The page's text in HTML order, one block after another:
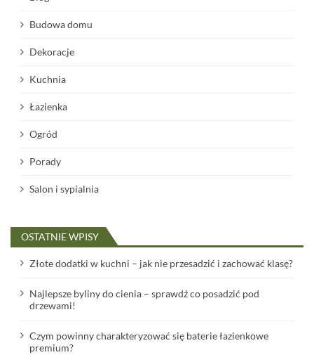
Budowa domu
Dekoracje
Kuchnia
Łazienka
Ogród
Porady
Salon i sypialnia
OSTATNIE WPISY
Złote dodatki w kuchni – jak nie przesadzić i zachować klasę?
Najlepsze byliny do cienia – sprawdź co posadzić pod
drzewami!
Czym powinny charakteryzować się baterie łazienkowe
premium?